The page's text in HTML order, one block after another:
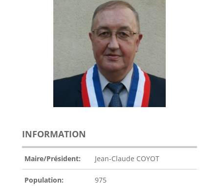
INFORMATION
Maire/Président: Jean-Claude COYOT
Population: 975